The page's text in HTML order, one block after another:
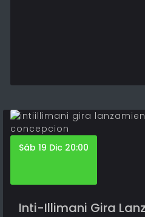
Sáb 19 Dic 20:00
Inti-Illimani Gira